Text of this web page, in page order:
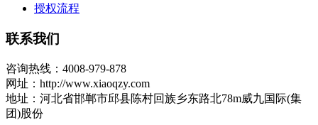
授权流程
联系我们
咨询热线：4008-979-878
网址：http://www.xiaoqzy.com
地址：河北省邯郸市邱县陈村回族乡东路北78m威九国际(集
团)股份